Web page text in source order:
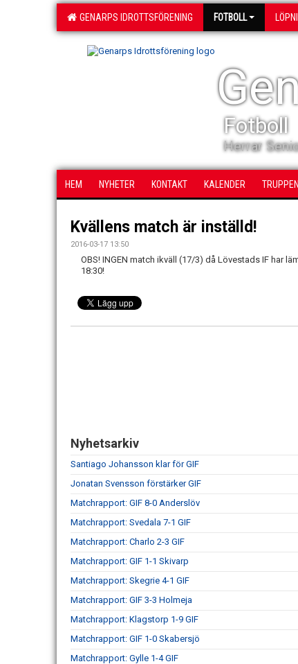
GENARPS IDROTTSFÖRENING FOTBOLL
Fotboll
Herrar
HEM NYHETER KONTAKT KALENDER TRUPPEN
Kvällens match är inställd!
2016-03-17 13:50
OBS! INGEN match ikväll (17/3) då Lövestads IF har
18:30!
Nyhetsarkiv
Santiago Johansson klar för GIF
Jonatan Svensson förstärker GIF
Matchrapport: GIF 8-0 Anderslöv
Matchrapport: Svedala 7-1 GIF
Matchrapport: Charlo 2-3 GIF
Matchrapport: GIF 1-1 Skivarp
Matchrapport: Skegrie 4-1 GIF
Matchrapport: GIF 3-3 Holmeja
Matchrapport: Klagstorp 1-9 GIF
Matchrapport: GIF 1-0 Skabersjö
Matchrapport: Gylle 1-4 GIF